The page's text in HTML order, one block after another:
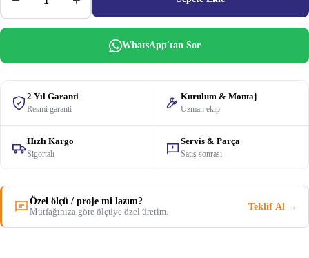
WhatsApp'tan Sor
2 Yıl Garanti
Resmi garanti
Kurulum & Montaj
Uzman ekip
Hızlı Kargo
Sigortalı
Servis & Parça
Satış sonrası
Özel ölçü / proje mi lazım?
Mutfağınıza göre ölçüye özel üretim.
Teklif Al →